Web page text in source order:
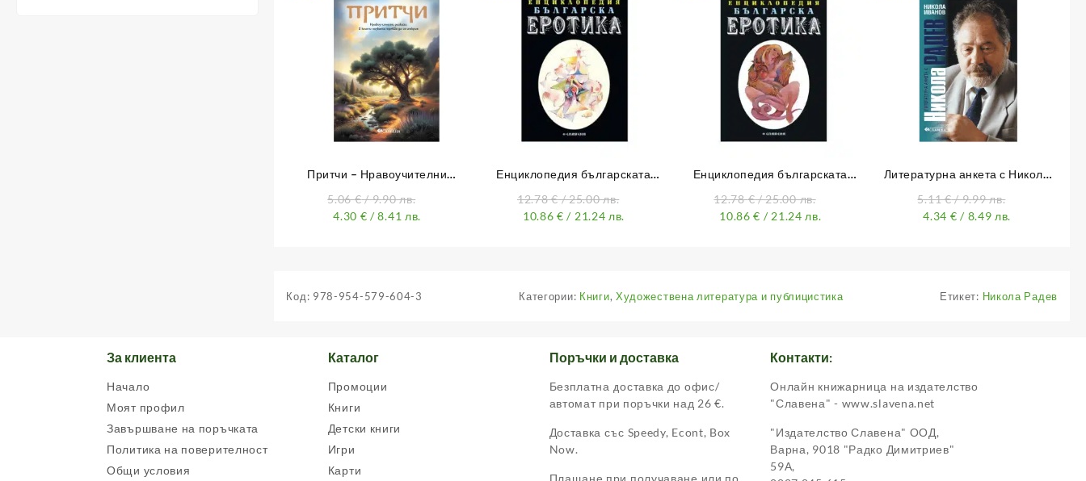
Притчи – Нравоучителни
да се открие
5.06€/ 9.90 лв.
4.30 € / 8.41 лв.
Енциклопедия българската
12.78€/ 25.00 лв.
10.86€ / 21.24 лв.
Енциклопедия българската
12.78€/ 25.00 лв.
10.86€ / 21.24 лв.
Литературна анкета с Никола
5.11€/ 9.99 лв.
4.34 € / 8.49 лв.
Код: 978-954-579-604-3 Категории: Книги, Художествена литература и публицистика Етикет: Никола Радев
За клиента
Начало
Моят профил
Завършване на поръчката
Политика на поверителност
Общи условия
Каталог
Промоции
Книги
Детски книги
Игри
Карти
Поръчки и доставка
Безплатна доставка до офис/
автомат при поръчки над 26 €.
Доставка със Speedy, Econt, Box
Now.
Контакти:
Онлайн книжарница на издателство
"Славена" - www.slavena.net
"Издателство Славена" ООД,
Варна, 9018 "Радко Димитриев"
59А,